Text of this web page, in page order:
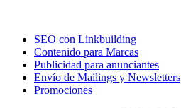
SEO con Linkbuilding
Contenido para Marcas
Publicidad para anunciantes
Envío de Mailings y Newsletters
Promociones